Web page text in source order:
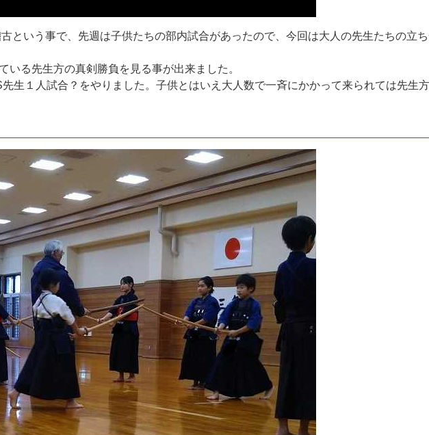
古と い う 事で 先週 は子供たちの部内試合があったので 今回 は大 人 の先生たちの立ち
ている先生方の真剣 勝負 を 見る事が出来ま した 。
先生 １ 人 試合 ？ をやり ま した 。 子供と はい え 大 人 数で一斉にかかって来られては先生方